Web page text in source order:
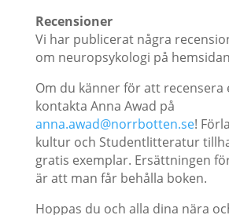
Recensioner
Vi har publicerat några
om neuropsykologi på
Om du känner för att recensera
kontakta Anna Awad på
anna.awad@norrbotten.se!
kultur och Studentlitteratur
gratis exemplar. Ersättningen
är att man får behålla boken.
Hoppas du och alla dina nära